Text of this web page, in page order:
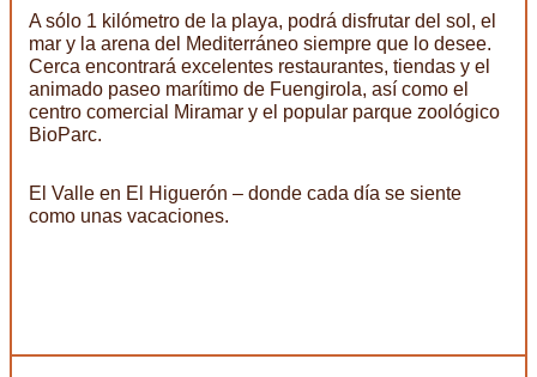
A sólo 1 kilómetro de la playa, podrá disfrutar del sol, el
mar y la arena del Mediterráneo siempre que lo desee.
Cerca encontrará excelentes restaurantes, tiendas y el
animado paseo marítimo de Fuengirola, así como el
centro comercial Miramar y el popular parque zoológico
BioParc.
El Valle en El Higuerón – donde cada día se siente
como unas vacaciones.